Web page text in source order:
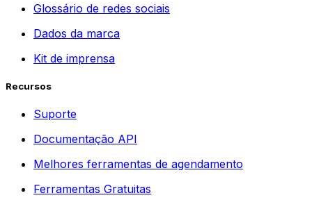
Glossário de redes sociais
Dados da marca
Kit de imprensa
Recursos
Suporte
Documentação API
Melhores ferramentas de agendamento
Ferramentas Gratuitas